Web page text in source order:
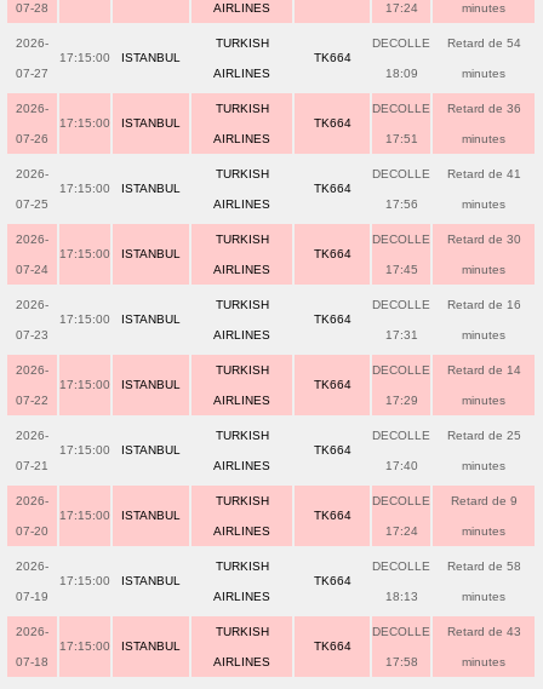
07-28 AIRLINES 17:24 minutes
2026-
07-27
17:15:00 ISTANBUL
TURKISH
AIRLINES
TK664
DECOLLE
18:09
Retard de 54
minutes
2026-
07-26
17:15:00 ISTANBUL
TURKISH
AIRLINES
TK664
DECOLLE
17:51
Retard de 36
minutes
2026-
07-25
17:15:00 ISTANBUL
TURKISH
AIRLINES
TK664
DECOLLE
17:56
Retard de 41
minutes
2026-
07-24
17:15:00 ISTANBUL
TURKISH
AIRLINES
TK664
DECOLLE
17:45
Retard de 30
minutes
2026-
07-23
17:15:00 ISTANBUL
TURKISH
AIRLINES
TK664
DECOLLE
17:31
Retard de 16
minutes
2026-
07-22
17:15:00 ISTANBUL
TURKISH
AIRLINES
TK664
DECOLLE
17:29
Retard de 14
minutes
2026-
07-21
17:15:00 ISTANBUL
TURKISH
AIRLINES
TK664
DECOLLE
17:40
Retard de 25
minutes
2026-
07-20
17:15:00 ISTANBUL
TURKISH
AIRLINES
TK664
DECOLLE
17:24
Retard de 9
minutes
2026-
07-19
17:15:00 ISTANBUL
TURKISH
AIRLINES
TK664
DECOLLE
18:13
Retard de 58
minutes
2026-
07-18
17:15:00 ISTANBUL
TURKISH
AIRLINES
TK664
DECOLLE
17:58
Retard de 43
minutes